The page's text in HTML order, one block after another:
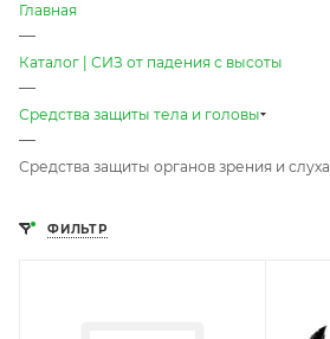
Главная
—
Каталог | СИЗ от падения с высоты
—
Средства защиты тела и головы
—
Средства защиты органов зрения и слуха
ФИЛЬТР